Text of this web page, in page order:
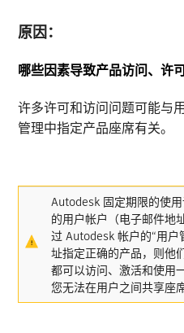
原因：
哪些因素导致产品访问、许
许多许可和访问问题可能与
管理中指定产品座席有关。
Autodesk 固定期限的使
的用户帐户（电子邮件地
过 Autodesk 帐户的“用
址指定正确的产品，则他
都可以访问、激活和使用
您无法在用户之间共享座席